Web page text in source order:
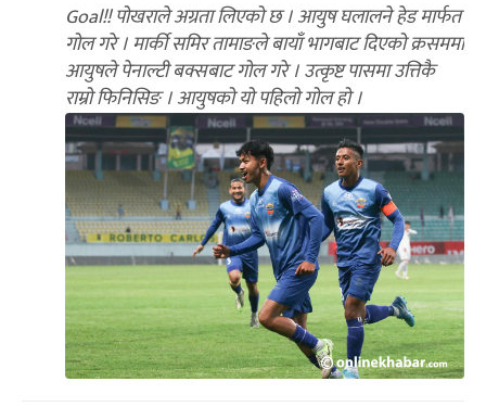
Goal!! पोखराले अग्रता लिएको छ । आयुष घलालने हेड मार्फत
गोल गरे । मार्की समिर तामाङले बायाँ भागबाट दिएको क्रसममा
आयुषले पेनाल्टी बक्सबाट गोल गरे । उत्कृष्ट पासमा उत्तिकै
राम्रो फिनिसिङ । आयुषको यो पहिलो गोल हो ।